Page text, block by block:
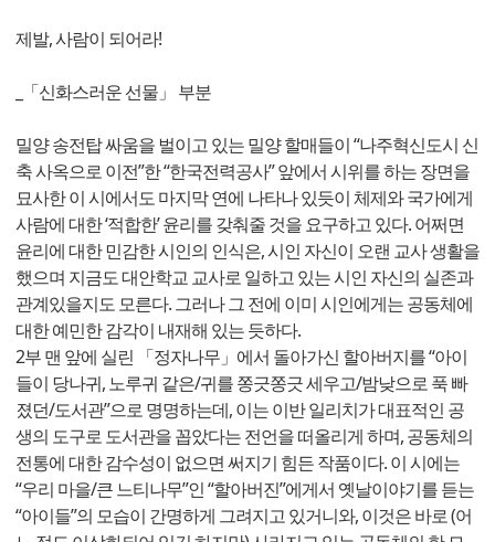
제발, 사람이 되어라!
_「신화스러운 선물」 부분
밀양 송전탑 싸움을 벌이고 있는 밀양 할매들이 “나주혁신도시 신
축 사옥으로 이전”한 “한국전력공사” 앞에서 시위를 하는 장면을
묘사한 이 시에서도 마지막 연에 나타나 있듯이 체제와 국가에게
사람에 대한 ‘적합한’ 윤리를 갖춰줄 것을 요구하고 있다. 어쩌면
윤리에 대한 민감한 시인의 인식은, 시인 자신이 오랜 교사 생활을
했으며 지금도 대안학교 교사로 일하고 있는 시인 자신의 실존과
관계있을지도 모른다. 그러나 그 전에 이미 시인에게는 공동체에
대한 예민한 감각이 내재해 있는 듯하다.
2부 맨 앞에 실린 「정자나무」에서 돌아가신 할아버지를 “아이
들이 당나귀, 노루귀 같은/귀를 쫑긋쫑긋 세우고/밤낮으로 푹 빠
졌던/도서관”으로 명명하는데, 이는 이반 일리치가 대표적인 공
생의 도구로 도서관을 꼽았다는 전언을 떠올리게 하며, 공동체의
전통에 대한 감수성이 없으면 써지기 힘든 작품이다. 이 시에는
“우리 마을/큰 느티나무”인 “할아버진”에게서 옛날이야기를 듣는
“아이들”의 모습이 간명하게 그려지고 있거니와, 이것은 바로 (어